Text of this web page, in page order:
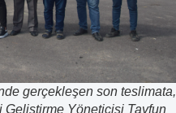
gerçekleşen son teslimata,
Geliştirme Yöneticisi Tayfun